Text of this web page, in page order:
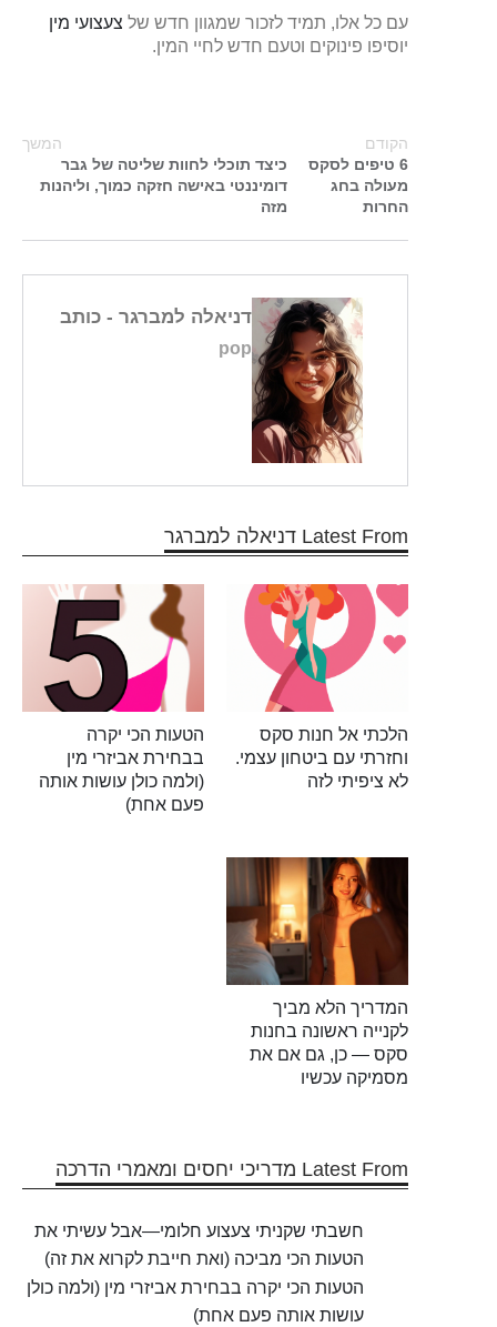
עם כל אלו, תמיד לזכור שמגוון חדש של צעצועי מין
יוסיפו פינוקים וטעם חדש לחיי המין.
הקודם
6 טיפים לסקס
מעולה בחג
החרות
המשך
כיצד תוכלי לחוות שליטה של גבר
דומיננטי באישה חזקה כמוך, וליהנות
מזה
דניאלה למברגר - כותב
pop
Latest From דניאלה למברגר
הלכתי אל חנות סקס
וחזרתי עם ביטחון עצמי.
לא ציפיתי לזה
הטעות הכי יקרה
בבחירת אביזרי מין
(ולמה כולן עושות אותה
פעם אחת)
המדריך הלא מביך
לקנייה ראשונה בחנות
סקס — כן, גם אם את
מסמיקה עכשיו
Latest From מדריכי יחסים ומאמרי הדרכה
חשבתי שקניתי צעצוע חלומי—אבל עשיתי את
הטעות הכי מביכה (ואת חייבת לקרוא את זה)
הטעות הכי יקרה בבחירת אביזרי מין (ולמה כולן
עושות אותה פעם אחת)